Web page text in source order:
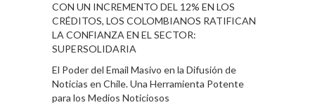
CON UN INCREMENTO DEL 12% EN LOS
CRÉDITOS, LOS COLOMBIANOS RATIFICAN
LA CONFIANZA EN EL SECTOR:
SUPERSOLIDARIA
El Poder del Email Masivo en la Difusión de
Noticias en Chile. Una Herramienta Potente
para los Medios Noticiosos